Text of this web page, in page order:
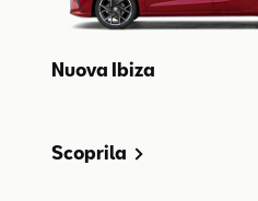
Nuova Ibiza
Scoprila